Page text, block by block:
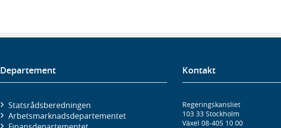
Departement
Statsrådsberedningen
Arbetsmarknads­departementet
Kontakt
Regeringskansliet
103 33 Stockholm
Växel 08-405 10 00